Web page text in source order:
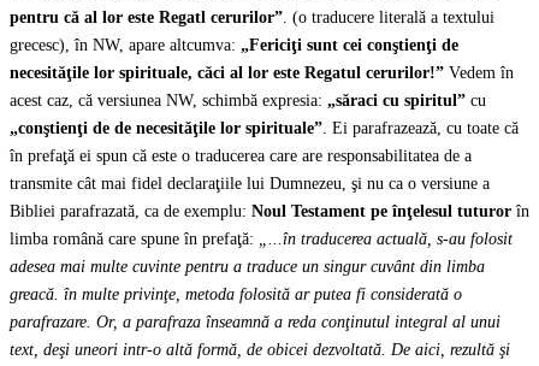
pentru că al lor este Regatl cerurilor” . (o traducere literală a textului
grecesc), în NW, apare altcumva: „Fericiţi sunt cei conştienţi de
necesităţile lor spirituale, căci al lor este Regatul cerurilor!” Vedem în
acest caz, că versiunea NW, schimbă expresia: „săraci cu spiritul” cu
„conştienţi de de necesităţile lor spirituale” . Ei parafrazează, cu toate că
în prefaţă ei spun că este o traducerea care are responsabilitatea de a
transmite cât mai fidel declaraţiile lui Dumnezeu, şi nu ca o versiune a
Bibliei parafrazată, ca de exemplu: Noul Testament pe înţelesul tuturor în
limba română care spune în prefaţă:
„...în traducerea actuală, s-au folosit
adesea mai multe cuvinte pentru a traduce un singur cuvânt din limba
greacă. în multe privinţe, metoda folosită ar putea fi considerată o
parafrazare. Or, a parafraza înseamnă a reda conţinutul integral al unui
text, deşi uneori intr-o altă formă, de obicei dezvoltată. De aici, rezultă şi